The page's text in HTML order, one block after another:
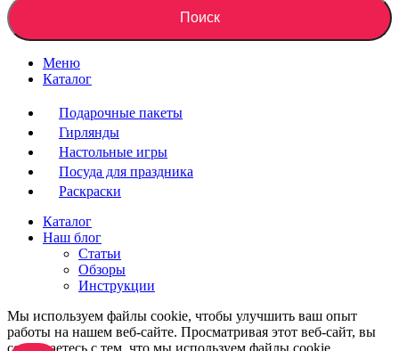
Поиск
Меню
Каталог
Подарочные пакеты
Гирлянды
Настольные игры
Посуда для праздника
Раскраски
Каталог
Наш блог
Статьи
Обзоры
Инструкции
Мы используем файлы cookie, чтобы улучшить ваш опыт
работы на нашем веб-сайте. Просматривая этот веб-сайт, вы
соглашаетесь с тем, что мы используем файлы cookie.